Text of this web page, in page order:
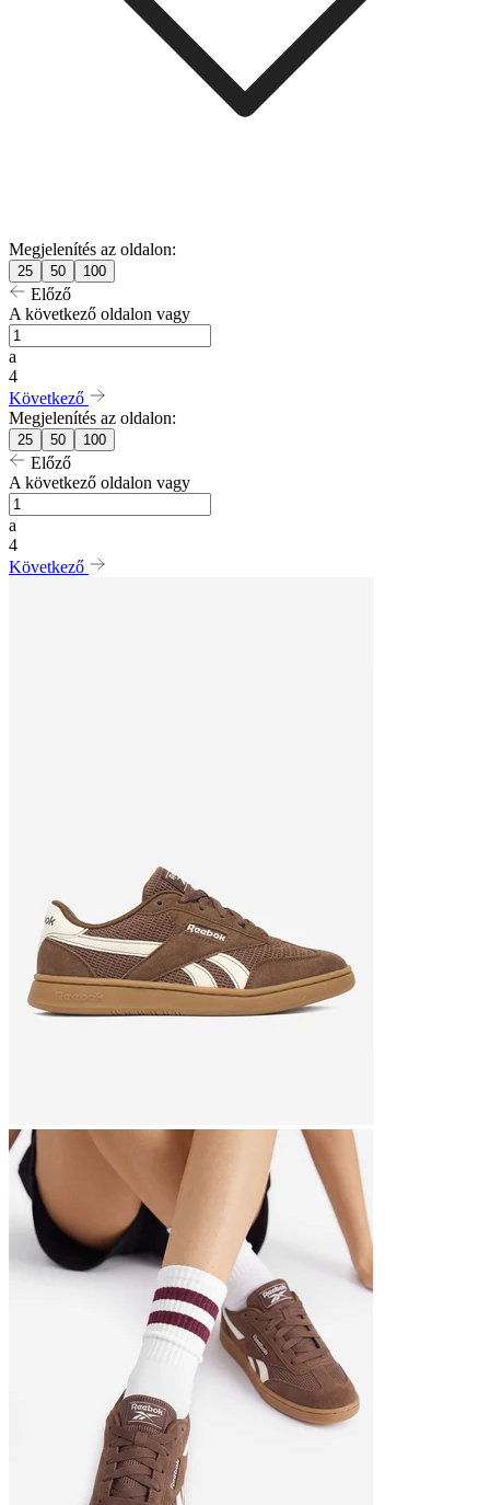
Megjelenítés az oldalon:
25 50 100
Előző
A következő oldalon vagy
a
4
Következő
Megjelenítés az oldalon:
25 50 100
Előző
A következő oldalon vagy
a
4
Következő